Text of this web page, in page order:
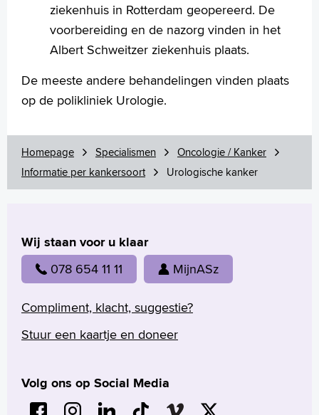
ziekenhuis in Rotterdam geopereerd. De
voorbereiding en de nazorg vinden in het
Albert Schweitzer ziekenhuis plaats.
De meeste andere behandelingen vinden plaats
op de polikliniek Urologie.
Homepage Specialismen
Oncologie / Kanker
Informatie per kankersoort
Urologische kanker
Wij staan voor u klaar
078 654 11 11 MijnASz
Compliment, klacht, suggestie?
Stuur een kaartje en doneer
Volg ons op Social Media